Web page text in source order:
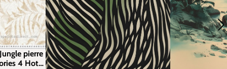
pierre
4 Hot